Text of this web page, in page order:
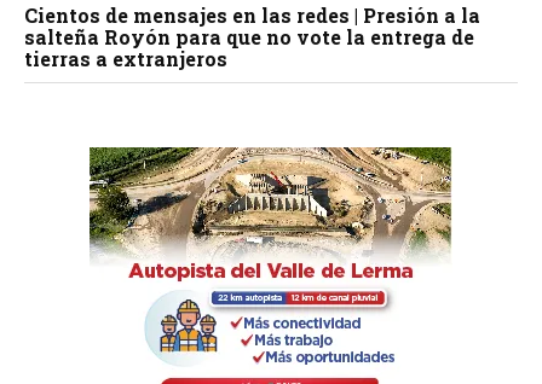
Cientos de mensajes en las redes | Presión a la
salteña Royón para que no vote la entrega de
tierras a extranjeros